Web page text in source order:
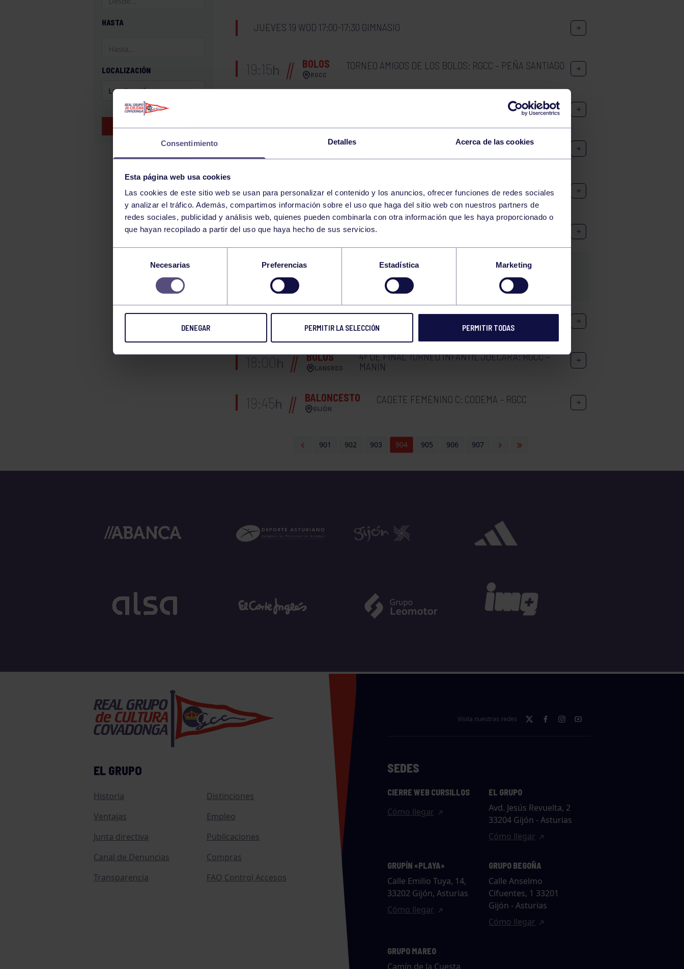
Consentimiento Detalles Acerca de las cookies
Esta página web usa cookies
Las cookies de este sitio web se usan para personalizar el contenido y los anuncios, ofrecer funciones de redes sociales
y analizar el tráfico. Además, compartimos información sobre el uso que haga del sitio web con nuestros partners de
redes sociales, publicidad y análisis web, quienes pueden combinarla con otra información que les haya proporcionado o
que hayan recopilado a partir del uso que haya hecho de sus servicios.
consentimiento
Necesarias Preferencias Estadística Marketing
DENEGAR PERMITIR LA SELECCIÓN PERMITIR TODAS
JUDO
NATACIÓN
PÁDEL
PELOTA
PIRAGÜISMO
TIRO CON ARCO
HASTA
LOCALIZACIÓN
BUSCAR EVENTOS
JUEVES 19 WOD 17:00-17:30 GIMNASIO
19:15h BOLOS
RGCC
TORNEO AMIGOS DE LOS BOLOS: RGCC – PEÑA SANTIAGO
JUNIOR FEMENINO A: ECOLE – RGCC
BALONMANO
AMISTOSO CADETE: RGCC – BOSCO ATLÉTICA
19:30h RGCC
ENTRENAMIENTO FEDERATIVO
09:00h GAM CTO DE ESPAÑA DE PARKOUR
MIÉRCOLES
OCTUBRE
18:00h BOLOS
LANGREO
4º DE FINAL TORNEO INFANTIL JOÉCARA: RGCC –
MANÍN
19:45h BALONCESTO
GIJÓN
CADETE FEMENINO C: CODEMA – RGCC
901 902 903 904 905 906 907
EL GRUPO
Historia
Distinciones
Ventajas
Empleo
Junta directiva
Publicaciones
Canal de Denuncias
Compras
Transparencia
FAQ Control Accesos
Visita nuestras redes
SEDES
CIERRE WEB CURSILLOS
Cómo llegar
EL GRUPO
Avd. Jesús Revuelta, 2
33204 Gijón - Asturias
Cómo llegar
GRUPÍN «PLAYA»
Calle Emilio Tuya, 14,
33202 Gijón, Asturias
Cómo llegar
GRUPO BEGOÑA
Calle Anselmo
Cifuentes, 1 33201
Gijón - Asturias
Cómo llegar
GRUPO MAREO
Camín de la Cuesta